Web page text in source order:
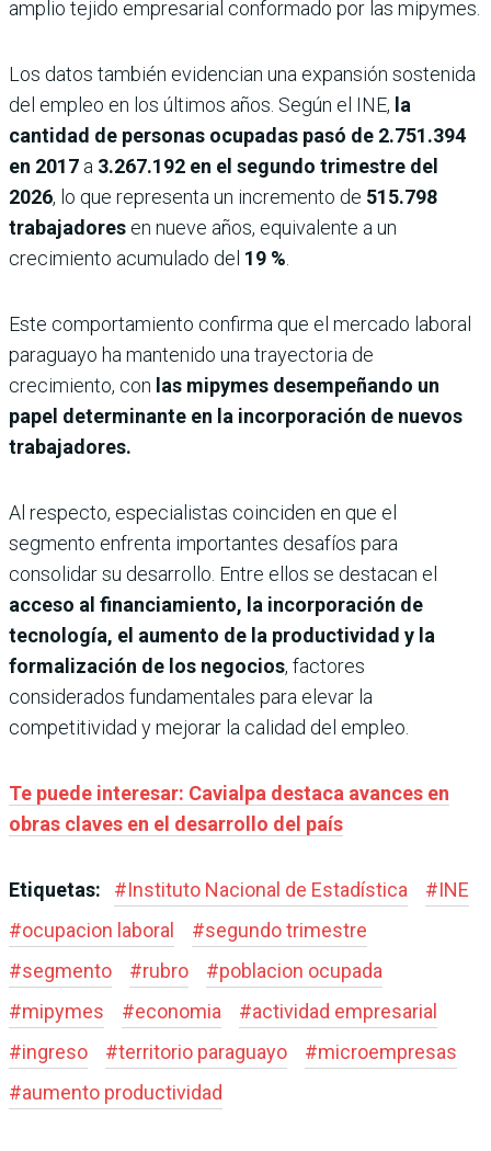
amplio tejido empresarial conformado por las mipymes.
Los datos también evidencian una expansión sostenida
del empleo en los últimos años. Según el INE, la
cantidad de personas ocupadas pasó de 2.751.394
en 2017 a 3.267.192 en el segundo trimestre del
2026, lo que representa un incremento de 515.798
trabajadores en nueve años, equivalente a un
crecimiento acumulado del 19 %
Este comportamiento confirma que el mercado laboral
paraguayo ha mantenido una trayectoria de
crecimiento, con las mipymes desempeñando un
papel determinante en la incorporación de nuevos
trabajadores.
Al respecto, especialistas coinciden en que el
segmento enfrenta importantes desafíos para
consolidar su desarrollo. Entre ellos se destacan el
acceso al financiamiento, la incorporación de
tecnología, el aumento de la productividad y la
formalización de los negocios, factores
considerados fundamentales para elevar la
competitividad y mejorar la calidad del empleo.
Te puede interesar: Cavialpa destaca avances en
obras claves en el desarrollo del país
Etiquetas: #Instituto Nacional de Estadística #INE
#ocupacion laboral #segundo trimestre
#segmento #rubro #poblacion ocupada
#mipymes #economia #actividad empresarial
#ingreso #territorio paraguayo #microempresas
#aumento productividad